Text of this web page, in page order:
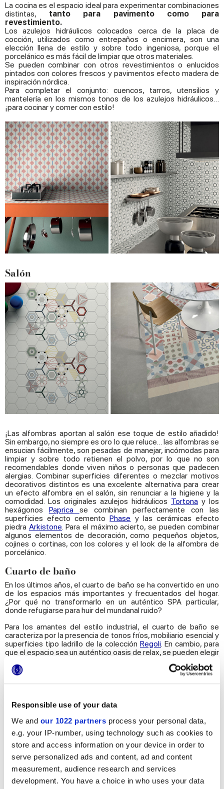
Responsible use of your data
We and our 1022 partners process your personal data,
e.g. your IP-number, using technology such as cookies to
store and access information on your device in order to
serve personalized ads and content, ad and content
measurement, audience research and services
development. You have a choice in who uses your data
La cocina es el espacio ideal para experimentar combinaciones
distintas, tanto para pavimento como para
revestimiento.
Los azulejos hidráulicos colocados cerca de la placa de
cocción, utilizados como entrepaños o encimera, son una
elección llena de estilo y sobre todo ingeniosa, porque el
porcelánico es más fácil de limpiar que otros materiales.
Se pueden combinar con otros revestimientos o enlucidos
pintados con colores frescos y pavimentos efecto madera de
inspiración nórdica.
Para completar el conjunto: cuencos, tarros, utensilios y
mantelería en los mismos tonos de los azulejos hidráulicos…
¡para cocinar y comer con estilo!
Salón
¡Las alfombras aportan al salón ese toque de estilo añadido!
Sin embargo, no siempre es oro lo que reluce… las alfombras se
ensucian fácilmente, son pesadas de manejar, incómodas para
limpiar y sobre todo retienen el polvo, por lo que no son
recomendables donde viven niños o personas que padecen
alergias. Combinar superficies diferentes o mezclar motivos
decorativos distintos es una excelente alternativa para crear
un efecto alfombra en el salón, sin renunciar a la higiene y la
comodidad. Los originales azulejos hidráulicos Tortona y los
hexágonos Paprica
se combinan perfectamente con las
superficies efecto cementoPhase y las cerámicas efecto
piedra Arkistone. Para el máximo acierto, se pueden combinar
algunos elementos de decoración, como pequeños objetos,
cojines o cortinas, con los colores y el look de la alfombra de
porcelánico.
Cuarto de baño
En los últimos años, el cuarto de baño se ha convertido en uno
de los espacios más importantes y frecuentados del hogar.
¿Por qué no transformarlo en un auténtico SPA particular,
donde refugiarse para huir del mundanal ruido?
Para los amantes del estilo industrial, el cuarto de baño se
caracteriza por la presencia de tonos fríos, mobiliario esencial y
superficies tipo ladrillo de la colección Regoli. En cambio, para
que el espacio sea un auténtico oasis de relax, se pueden elegir
de los revestimientos de pasta blanca
Soul Bay, fácilmente
combinables con materiales auténticos, como la piedra. Si se
prefiere un cuarto de baño con una atmósfera más familiar y
d’Italia, para pavimento y revestimiento, o combinados con
enlucidos pintados de colores, resinas o parqués naturales.